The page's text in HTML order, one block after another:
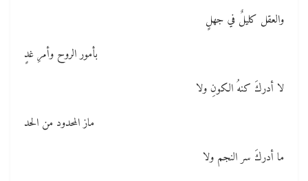
والعقل كليلٌ في جهلٍ
بأمور الروح وأمرِ غدٍ
لا أدركَ كنهُ الكونِ ولا
ماز المحدود من الحد
ما أدركَ سر النجم ولا